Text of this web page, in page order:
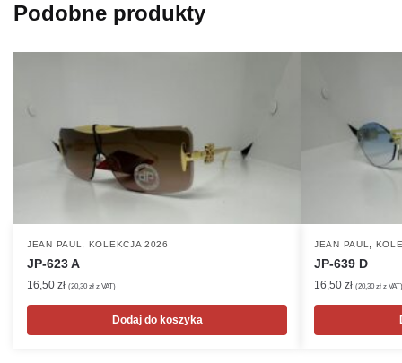
Podobne produkty
JEAN PAUL, KOLEKCJA 2026
JP-623 A
16,50 zł (20,30 zł z VAT)
Dodaj do koszyka
JEAN PAUL,
JP-639 D
16,50 zł (20,30 zł z VAT)